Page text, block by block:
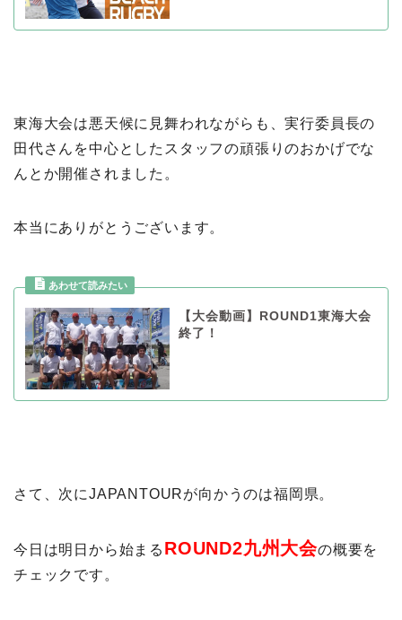
東海大会は悪天候に見舞われながらも、実行委員長の
田代さんを中心としたスタッフの頑張りのおかげでな
んとか開催されました。
本当にありがとうございます。
【大会動画】ROUND1東海大会
終了！
さて、次にJAPANTOURが向かうのは福岡県。
今日は明日から始まる ROUND2九州大会の概要を
チェックです。